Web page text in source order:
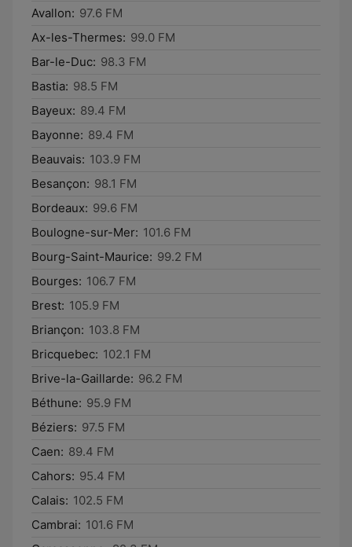
Avallon: 97.6 FM
Ax-les-Thermes: 99.0 FM
Bar-le-Duc: 98.3 FM
Bastia: 98.5 FM
Bayeux: 89.4 FM
Bayonne: 89.4 FM
Beauvais: 103.9 FM
Besançon: 98.1 FM
Bordeaux: 99.6 FM
Boulogne-sur-Mer: 101.6 FM
Bourg-Saint-Maurice: 99.2 FM
Bourges: 106.7 FM
Brest: 105.9 FM
Briançon: 103.8 FM
Bricquebec: 102.1 FM
Brive-la-Gaillarde: 96.2 FM
Béthune: 95.9 FM
Béziers: 97.5 FM
Caen: 89.4 FM
Cahors: 95.4 FM
Calais: 102.5 FM
Cambrai: 101.6 FM